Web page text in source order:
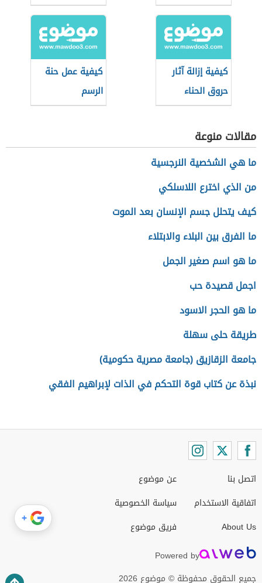
كيفية إزالة آثار
حروق الحناء
كيفية عمل حنة
الرسم
مقالات منوعة
ما هي الشخصية النرجسية
من الذي اخترع اللاسلكي
كيف يتحلل جسم الإنسان بعد الموت
ما الفرق بين البلاء والابتلاء
ما هو اسم صغير الجمل
اجمل قصيدة حب
ما هو الحجر الاسود
طريقة حلى سهلة
جامعة الزقازيق (جامعة مصرية حكومية)
نبذة عن كتاب قوة التحكم في الذات لإبراهيم الفقي
اتصل بنا
اتفاقية الاستخدام
About Us
عن موضوع
سياسة الخصوصية
فريق موضوع
Powered by
جميع الحقوق محفوظة © موضوع 2026
+